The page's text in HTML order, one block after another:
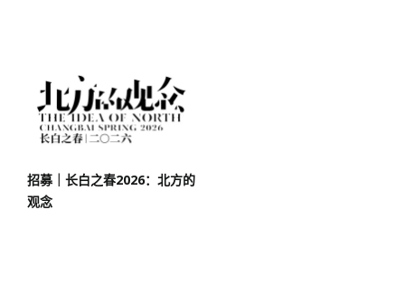
招募｜长白之春2026：北方的
观念